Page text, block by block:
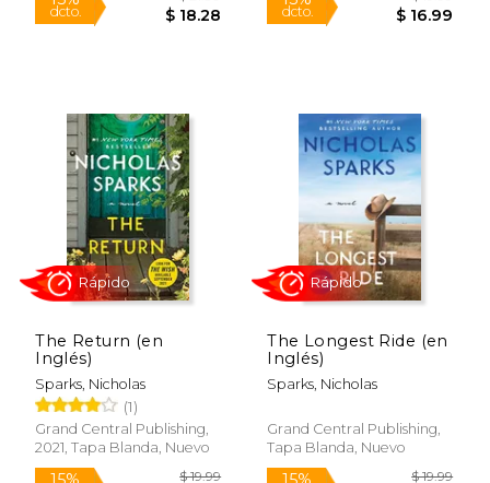
The Return (en
Inglés)
Sparks, Nicholas
(1)
Grand Central Publishing,
2021, Tapa Blanda, Nuevo
The Longest Ride (en
Inglés)
Sparks, Nicholas
Grand Central Publishing,
Tapa Blanda, Nuevo